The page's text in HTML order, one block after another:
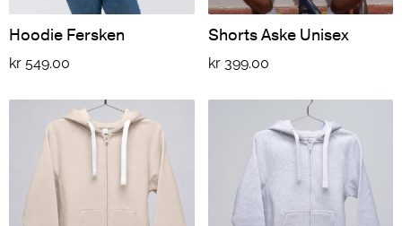
Hoodie Fersken
kr 549.00
Shorts Aske Unisex
kr399.00